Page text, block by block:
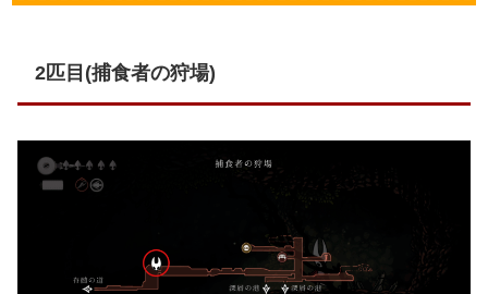
2匹目(捕食者の狩場)